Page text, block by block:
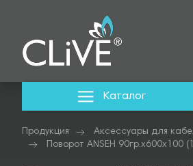
Каталог
Продукция Аксессуары для
Поворот ANSEH 90гр.х600х100